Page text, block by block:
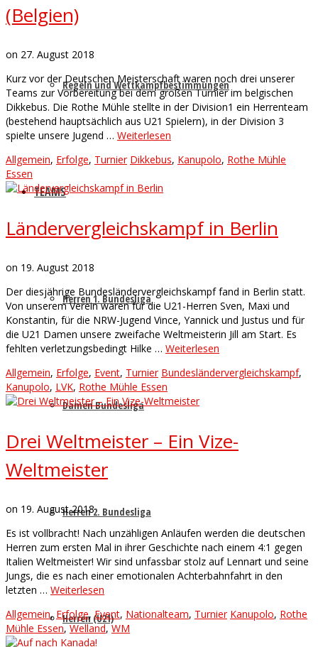
Regeln und Wettkampfbestimmungen
TEAMS
Herren 1. Bundesliga
Damen Bundesliga
Herren 2. Bundesliga
Herren (U21)
(Belgien)
on 27. August 2018
Kurz vor der Deutschen Meisterschaft waren noch drei unserer
Teams zur Vorbereitung bei dem großen Turnier im belgischen
Dikkebus. Die Rothe Mühle stellte in der Division1 ein Herrenteam
(bestehend hauptsächlich aus U21 Spielern), in der Division 3
spielte unsere Jugend … Weiterlesen
Allgemein, Erfolge, Turnier Dikkebus, Kanupolo, Rothe Mühle
Essen
Ländervergleichskampf in Berlin
on 19. August 2018
Der diesjährige Bundesländervergleichskampf fand in Berlin statt.
Von unserem Verein waren für die U21-Herren Sven, Maxi und
Konstantin, für die NRW-Jugend Vince, Yannick und Justus und für
die U21 Damen unsere zweifache Weltmeisterin Jill am Start. Es
fehlten verletzungsbedingt Hilke … Weiterlesen
Allgemein, Erfolge, Event, Turnier Bundesländervergleichskampf,
Kanupolo, LVK, Rothe Mühle Essen
Drei Weltmeister – Ein Vize-
Weltmeister
on 19. August 2018
Es ist vollbracht! Nach unzähligen Anläufen werden die deutschen
Herren zum ersten Mal in ihrer Geschichte nach einem 4:1 gegen
Italien Weltmeister! Wir sind unfassbar stolz auf Lennart und seine
Jungs, die es nach einer emotionalen Achterbahnfahrt in den
letzten … Weiterlesen
Allgemein,Erfolge,Event, Nationalteam, Turnier Kanupolo, Rothe
Mühle Essen,Welland,WM